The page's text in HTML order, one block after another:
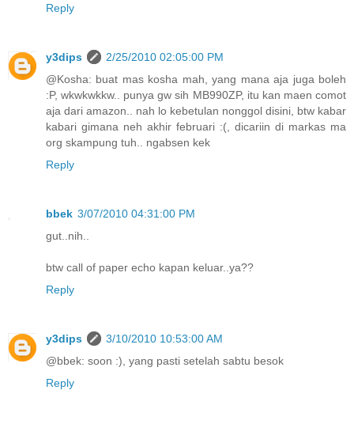
Reply
y3dips
2/25/2010 02:05:00 PM
@Kosha: buat mas kosha mah, yang mana aja juga boleh
:P, wkwkwkkw.. punya gw sih MB990ZP, itu kan maen comot
aja dari amazon.. nah lo kebetulan nonggol disini, btw kabar
kabari gimana neh akhir februari :(, dicariin di markas ma
org skampung tuh.. ngabsen kek
Reply
bbek 3/07/2010 04:31:00 PM
gut..nih..
btw call of paper echo kapan keluar..ya??
Reply
y3dips
3/10/2010 10:53:00 AM
@bbek: soon :), yang pasti setelah sabtu besok
Reply